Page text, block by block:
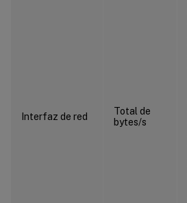
Interfaz de red
Total de
bytes/s